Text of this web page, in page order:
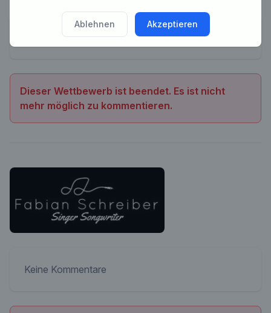
Keine Kommentare
Dieser Wettbewerb ist beendet. Es ist nicht
mehr möglich zu kommentieren.
Keine Kommentare
Ablehnen Akzeptieren